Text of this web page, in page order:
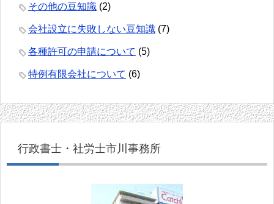
その他の豆知識 (2)
会社設立に失敗しない豆知識 (7)
各種許可の申請について (5)
特例有限会社について (6)
行政書士・社労士市川事務所